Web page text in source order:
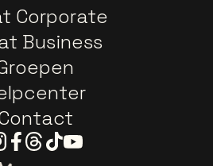
Corporate
Business
Facebook
Threads
TiktokYoutube